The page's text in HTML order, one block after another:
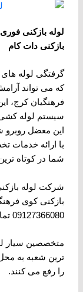
لوله بازکنی
بازکنی دات کام
گرفتگی لوله
که می‌ تواند
فرهنگیان کرج،
سیستم لوله
این معضل روبرو
با ارائه خدمات
شما در کوتاه
شرکت لوله
بازکنی کوی
09127366080 تماس بگیرید
ترین شعبه به
را رفع می کنند.